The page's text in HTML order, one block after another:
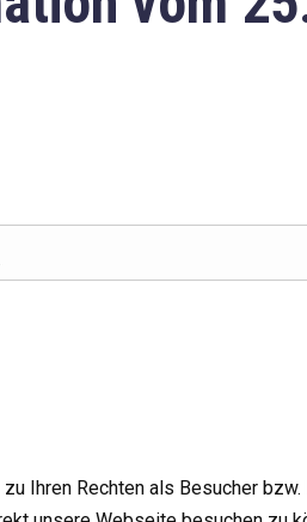
Ihren Rechten als Besucher